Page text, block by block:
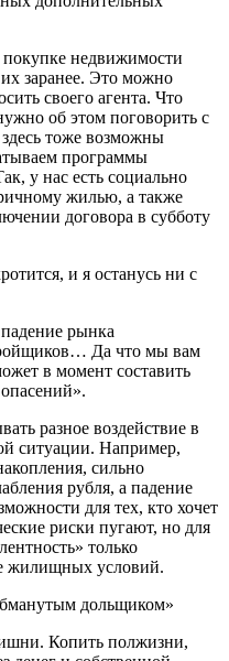
недвижимости
заранее. Это можно
своего агента. Что
об этом поговорить с
тоже возможны
программы
у нас есть социально
жилью, а также
договора в субботу
и я останусь ни с
рынка
Да что мы вам
в момент составить
разное воздействие в
ситуации. Например,
сильно
рубля, а падение
для тех, кто хочет
риски пугают, но для
только
жилищных условий.
дольщиком»
Копить полжизни,